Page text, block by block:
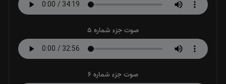
صوت جزء شماره 5
صوت جزء شماره 6